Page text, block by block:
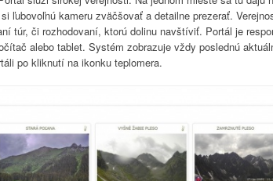
ľubovoľnú kameru zväčšovať a detailne prezerať.
túr, či rozhodovaní, ktorú dolinu navštíviť. Portál je
alebo tablet. Systém zobrazuje vždy poslednú
po kliknutí na ikonku teplomera.